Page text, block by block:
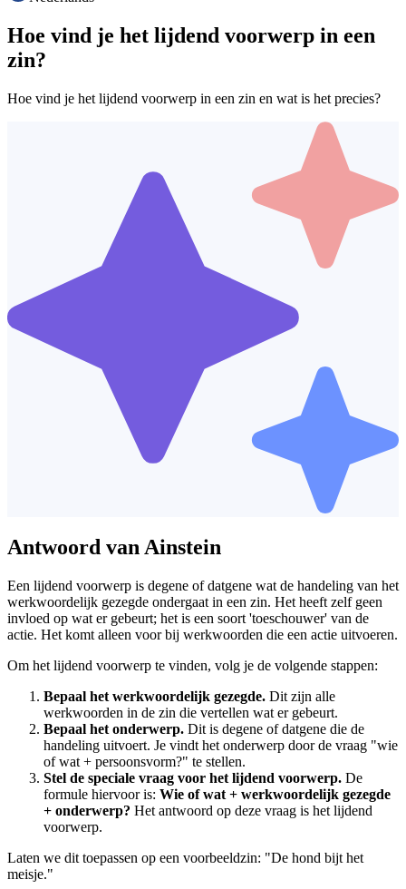
Hoe vind je het lijdend voorwerp in een
zin?
Hoe vind je het lijdend voorwerp in een zin en wat is het precies?
Antwoord van Ainstein
Een lijdend voorwerp is degene of datgene wat de handeling van het
werkwoordelijk gezegde ondergaat in een zin. Het heeft zelf geen
invloed op wat er gebeurt; het is een soort 'toeschouwer' van de
actie. Het komt alleen voor bij werkwoorden die een actie uitvoeren.
Om het lijdend voorwerp te vinden, volg je de volgende stappen:
Bepaal het werkwoordelijk gezegde. Dit zijn alle
werkwoorden in de zin die vertellen wat er gebeurt.
Bepaal het onderwerp. Dit is degene of datgene die de
handeling uitvoert. Je vindt het onderwerp door de vraag "wie
of wat + persoonsvorm?" te stellen.
Stel de speciale vraag voor het lijdend voorwerp. De
formule hiervoor is: Wie of wat + werkwoordelijk gezegde
+ onderwerp? Het antwoord op deze vraag is het lijdend
voorwerp.
Laten we dit toepassen op een voorbeeldzin: "De hond bijt het
meisje."